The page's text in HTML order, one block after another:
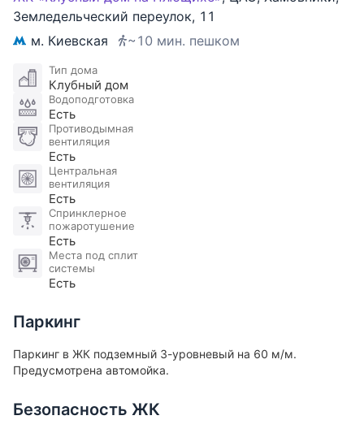
доступность, быстрый выезд на Садовое кольцо и
Ростовскую набережную. Имеется машиноместо
(не входит в стоимость).
Торг уместен! Звоните, уважаемые клиенты!
Земледельческий переулок, 11
м. Киевская
~10 мин. пешком
Тип дома
Клубный дом
Водоподготовка
Есть
Противодымная
вентиляция
Есть
Центральная
вентиляция
Есть
Спринклерное
пожаротушение
Есть
Места под сплит
системы
Есть
Паркинг
Паркинг в ЖК подземный 3-уровневый на 60 м/м.
Предусмотрена автомойка.
Безопасность ЖК